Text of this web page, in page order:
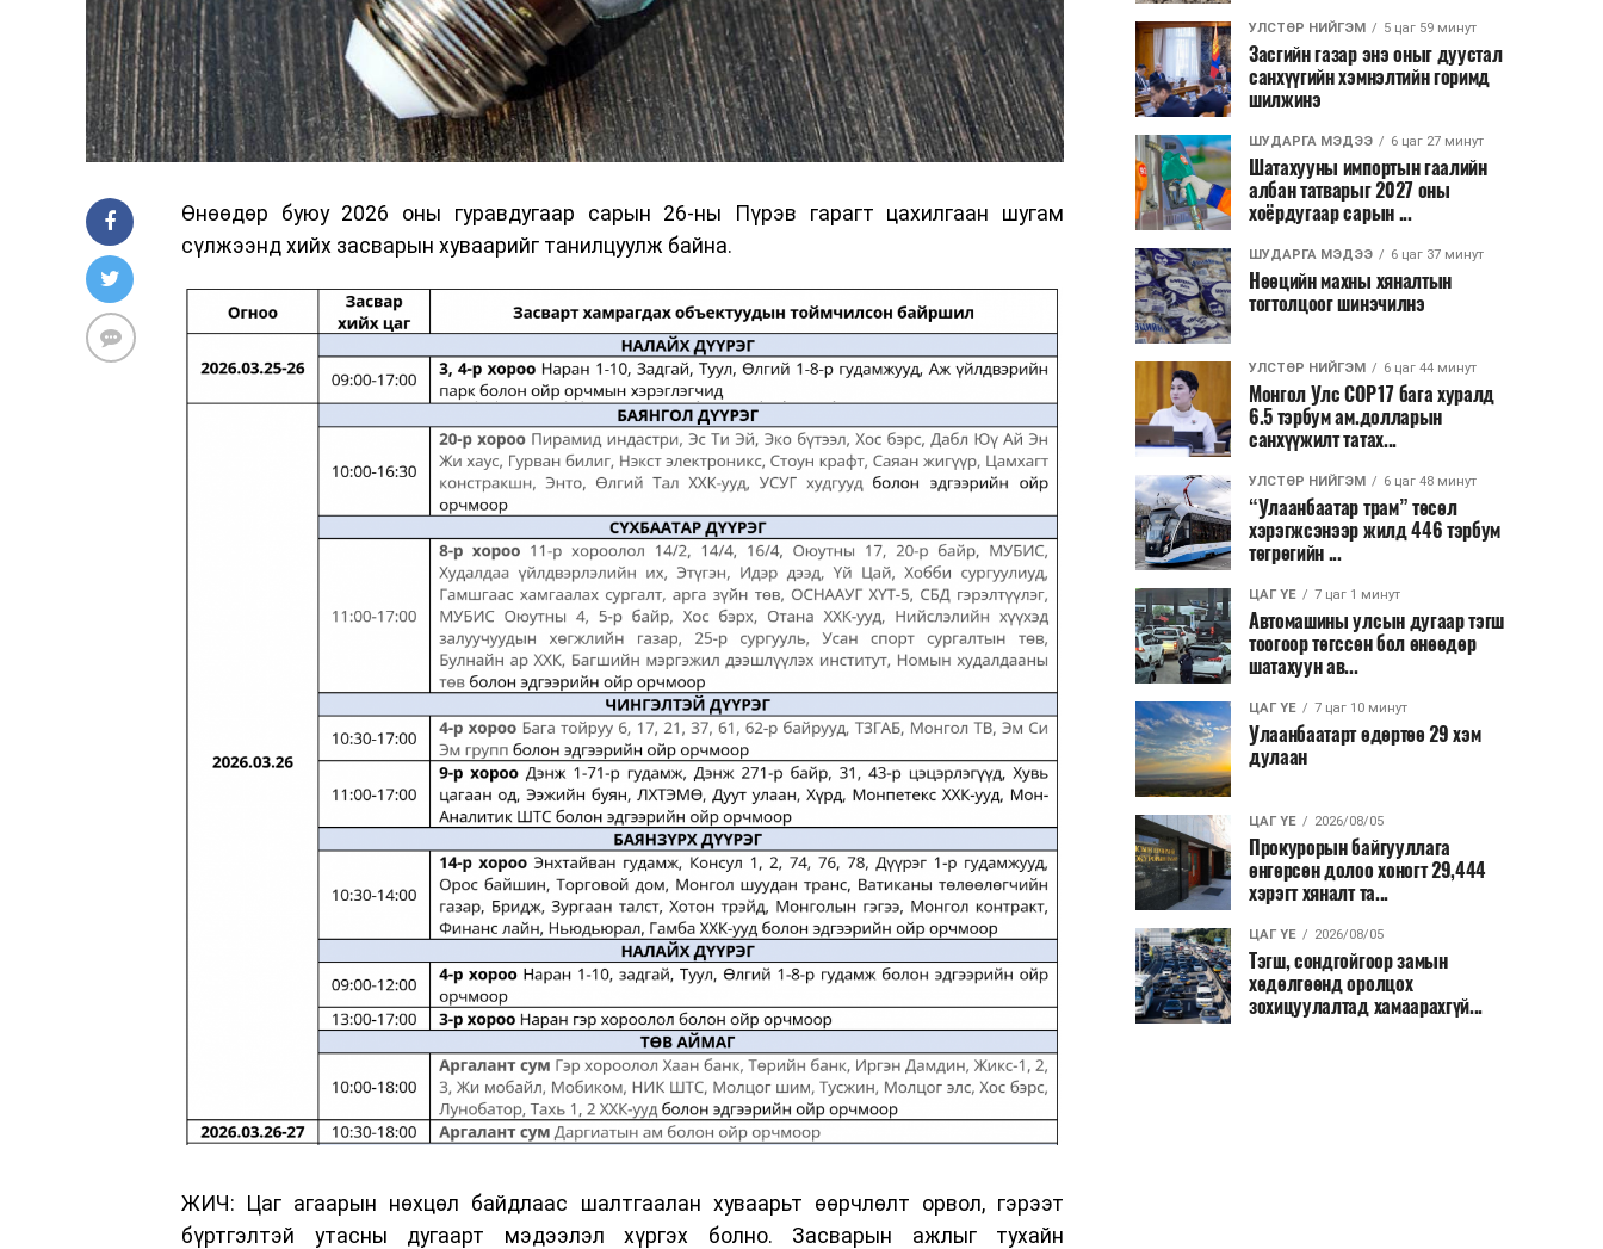
Өнөөдөр буюу 2026 оны гуравдугаар сарын 26-ны Пүрэв гарагт цахилгаан шугам
сүлжээнд хийх засварын хуваарийг танилцуулж байна.
ЖИЧ: Цаг агаарын нөхцөл байдлаас шалтгаалан хуваарьт өөрчлөлт орвол, гэрээт
бүртгэлтэй утасны дугаарт мэдээлэл хүргэх болно. Засварын ажлыг тухайн
УЛСТӨР НИЙГЭМ 5 цаг 59 минут
Засгийн газар энэ оныг дуустал
санхүүгийн хэмнэлтийн горимд
шилжинэ
ШУДАРГА МЭДЭЭ 6 цаг 27 минут
Шатахууны импортын гаалийн
албан татварыг 2027 оны
хоёрдугаар сарын ...
ШУДАРГА МЭДЭЭ 6 цаг 37 минут
Нөөцийн махны хяналтын
тогтолцоог шинэчилнэ
УЛСТӨР НИЙГЭМ 6 цаг 44 минут
Монгол Улс COP17 бага хуралд
6.5 тэрбум ам.долларын
санхүүжилт татах...
УЛСТӨР НИЙГЭМ 6 цаг 48 минут
“Улаанбаатар трам” төсөл
хэрэгжсэнээр жилд 446 тэрбум
төгрөгийн ...
ЦАГ ҮЕ 7 цаг 1 минут
Автомашины улсын дугаар тэгш
тоогоор төгссөн бол өнөөдөр
шатахуун ав...
ЦАГ ҮЕ 7 цаг 10 минут
Улаанбаатарт өдөртөө 29 хэм
дулаан
ЦАГ ҮЕ 2026/08/05
Прокурорын байгууллага
өнгөрсөн долоо хоногт 29,444
хэрэгт хяналт та...
ЦАГ ҮЕ 2026/08/05
Тэгш, сондгойгоор замын
хөдөлгөөнд оролцох
зохицуулалтад хамаарахгүй...